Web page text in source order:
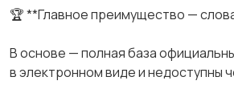
🏆 **Главное преимущество —
В основе — полная база
в электронном виде и недоступны